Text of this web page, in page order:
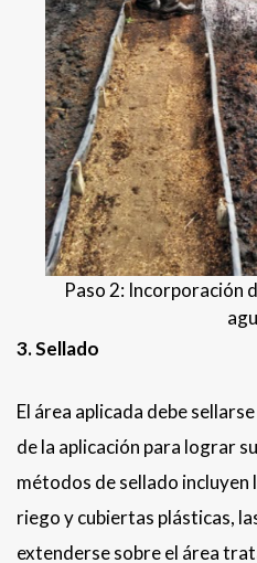
Paso 2: Incorporación
3. Sellado
El área aplicada debe
de la aplicación para lograr
métodos de sellado incluyen
riego y cubiertas plásticas,
extenderse sobre el área